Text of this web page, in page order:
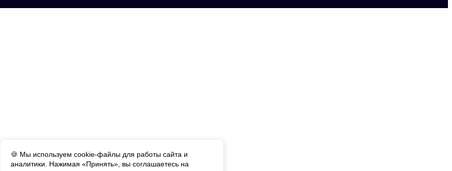
🍪 Мы используем cookie-файлы для работы сайта и
аналитики. Нажимая «Принять», вы соглашаетесь на